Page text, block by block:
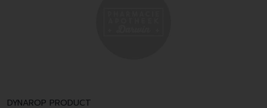
DYNAROP PRODUCT